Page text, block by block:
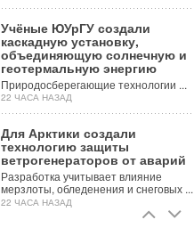
Учёные ЮУрГУ создали
каскадную установку,
объединяющую солнечную и
геотермальную энергию
Природосберегающие технологии ...
22 ЧАСА НАЗАД
Для Арктики создали
технологию защиты
ветрогенераторов от аварий
Разработка учитывает влияние
мерзлоты, обледенения и снеговых ...
22 ЧАСА НАЗАД